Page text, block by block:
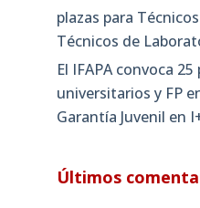
plazas para
Técnicos de
El IFAPA convoca
universitarios y FP
Garantía Juvenil en
Últimos